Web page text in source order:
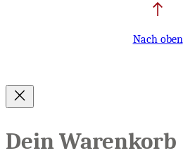
Nach oben
Dein Warenkorb